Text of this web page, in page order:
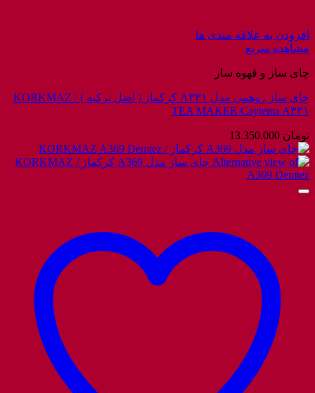
افزودن به علاقه مندی ها
مشاهده سریع
چای ساز و قهوه ساز
چای ساز روهمی مدل A۳۳۱ کرکماز ( اضل ترکیه ) / KORKMAZ
TEA MAKER Caytema A۳۳۱
تومان